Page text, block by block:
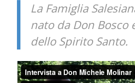
La Famiglia
nato da Don Bosco
dello Spirito Santo.